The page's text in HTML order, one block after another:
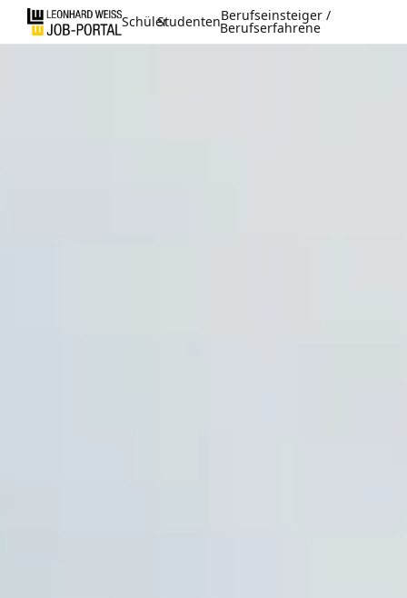
SchülerStudentenBerufseinsteiger /
Berufserfahrene